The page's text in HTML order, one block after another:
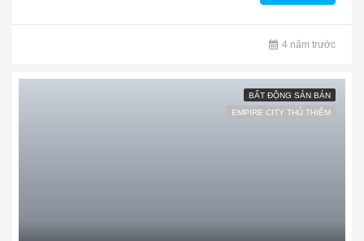
4 năm trước
BẤT ĐỘNG SẢN BÁN
EMPIRE CITY THỦ THIÊM